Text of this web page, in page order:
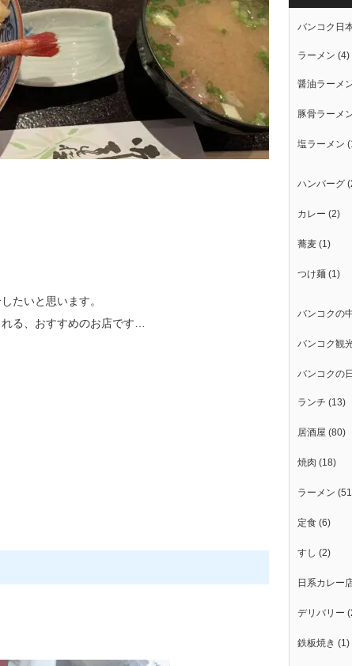
たいと思います。
る、おすすめのお店です…
バンコク日
ラーメン (4)
醤油ラーメ
豚骨ラーメ
塩ラーメン
ハンバーグ
カレー (2)
蕎麦 (1)
つけ麺 (1)
バンコクの
バンコク観
バンコクの
ランチ (13)
居酒屋 (80)
焼肉 (18)
ラーメン
定食 (6)
すし (2)
日系カレー
デリバリー
鉄板焼き (1)